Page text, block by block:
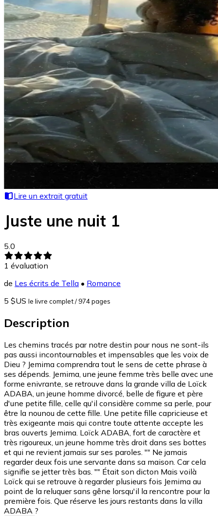
Lire un extrait gratuit
Juste une nuit 1
5.0
1 évaluation
de Les écrits de Tella • Romance
5 $US le livre complet/ 974 pages
Description
Les chemins tracés par notre destin pour nous ne sont-ils
pas aussi incontournables et impensables que les voix de
Dieu ? Jemima comprendra tout le sens de cette phrase à
ses dépends. Jemima, une jeune femme très belle avec une
forme enivrante, se retrouve dans la grande villa de Loïck
ADABA, un jeune homme divorcé, belle de figure et père
d'une petite fille, celle qu'il considère comme sa perle, pour
être la nounou de cette fille. Une petite fille capricieuse et
très exigeante mais qui contre toute attente accepte les
bras ouverts Jemima. Loïck ADABA, fort de caractère et
très rigoureux, un jeune homme très droit dans ses bottes
et qui ne revient jamais sur ses paroles. "" Ne jamais
regarder deux fois une servante dans sa maison. Car cela
signifie se jetter très bas. "" Était son dicton Mais voilà
Loïck qui se retrouve à regarder plusieurs fois Jemima au
point de la reluquer sans gêne lorsqu'il la rencontre pour la
première fois. Que réserve les jours restants dans la villa
ADABA ?